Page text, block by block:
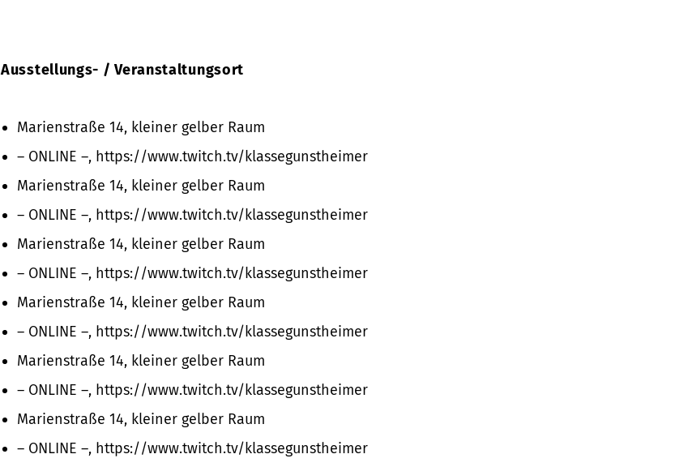
Ausstellungs- / Veranstaltungsort
Marienstraße 14, kleiner gelber Raum
– ONLINE –, https://www.twitch.tv/klassegunstheimer
Marienstraße 14, kleiner gelber Raum
– ONLINE –, https://www.twitch.tv/klassegunstheimer
Marienstraße 14, kleiner gelber Raum
– ONLINE –, https://www.twitch.tv/klassegunstheimer
Marienstraße 14, kleiner gelber Raum
– ONLINE –, https://www.twitch.tv/klassegunstheimer
Marienstraße 14, kleiner gelber Raum
– ONLINE –, https://www.twitch.tv/klassegunstheimer
Marienstraße 14, kleiner gelber Raum
– ONLINE –, https://www.twitch.tv/klassegunstheimer